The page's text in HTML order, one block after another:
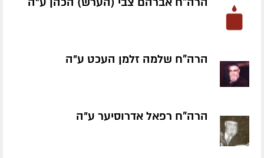
הרה"ח שלמה זלמן העכט ע״ה
הרה"ח רפאל אדרוסיער ע״ה